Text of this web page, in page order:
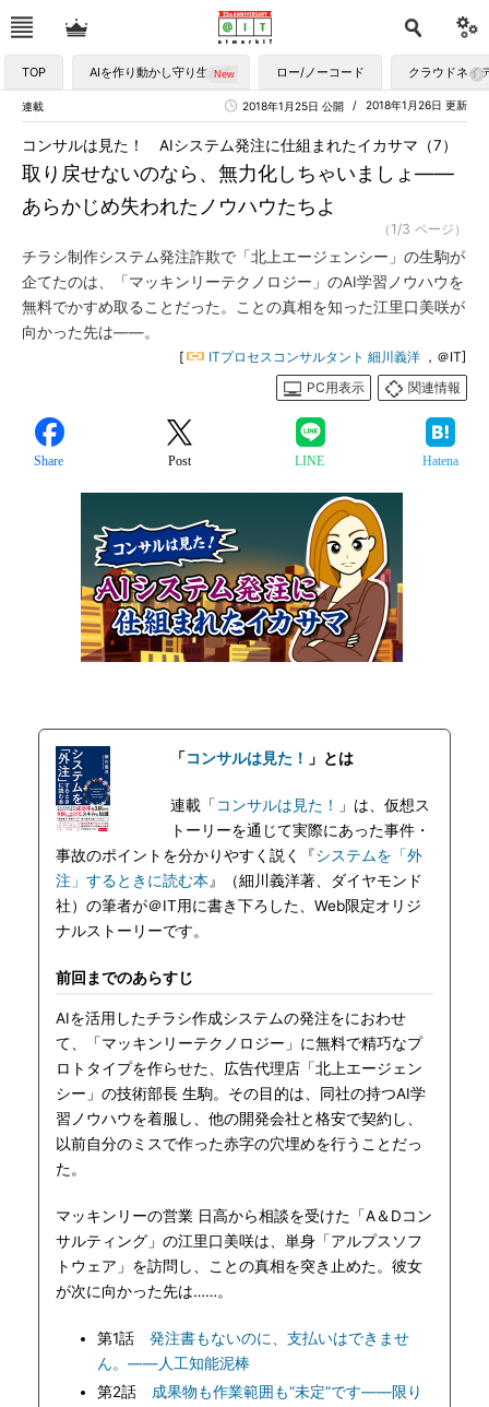
TOP AIを作り動かし守り生かす ロー/ノーコード クラウドネイ
連載 2018年1月26日 更新
2018年1月25日 公開
取り戻せないのなら、無力化しちゃいましょ――
あらかじめ失われたノウハウたちよ
コンサルは見た！ AIシステム発注に仕組まれたイカサマ（7）
（1/3 ページ）
チラシ制作システム発注詐欺で「北上エージェンシー」の生駒が
企てたのは、「マッキンリーテクノロジー」のAI学習ノウハウを
無料でかすめ取ることだった。ことの真相を知った江里口美咲が
向かった先は――。
[ ITプロセスコンサルタント 細川義洋 ，＠IT]
PC用表示
関連情報
Share Post LINE Hatena
「コンサルは見た！ 」とは
連載「 コンサルは見た！
」は、仮想ス
トーリーを通じて実際にあった事件・
事故のポイントを分かりやすく説く『システムを「外
注」するときに読む本 』（細川義洋著、ダイヤモンド
社）の筆者が＠IT用に書き下ろした、Web限定オリジ
ナルストーリーです。
前回までのあらすじ
AIを活用したチラシ作成システムの発注をにおわせ
て、「マッキンリーテクノロジー」に無料で精巧なプ
ロトタイプを作らせた、広告代理店「北上エージェン
シー」の技術部長 生駒。その目的は、同社の持つAI学
習ノウハウを着服し、他の開発会社と格安で契約し、
以前自分のミスで作った赤字の穴埋めを行うことだっ
た。
マッキンリーの営業 日高から相談を受けた「A＆Dコン
サルティング」の江里口美咲は、単身「アルプスソフ
トウェア」を訪問し、ことの真相を突き止めた。彼女
が次に向かった先は……。
第1話 発注書もないのに、支払いはできませ
ん。――人工知能泥棒
第2話 成果物も作業範囲も“未定”です――限り